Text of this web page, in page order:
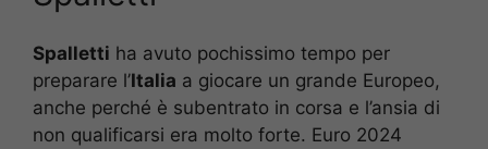
Spalletti ha avuto pochissimo tempo per
preparare l’Italia a giocare un grande Europeo,
anche perché è subentrato in corsa e l’ansia di
non qualificarsi era molto forte. Euro 2024